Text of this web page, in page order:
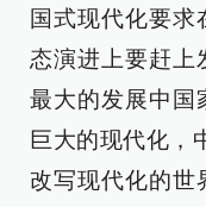
国式现代化要求
态演进上要赶上
最大的发展中国
巨大的现代化，
改写现代化的世